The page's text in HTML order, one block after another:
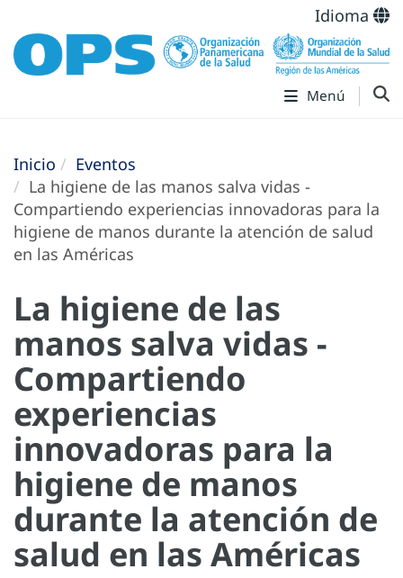
Idioma
Menú
Inicio
Eventos
La higiene de las manos salva vidas -
Compartiendo experiencias innovadoras para la
higiene de manos durante la atención de salud
en las Américas
La higiene de las
manos salva vidas -
Compartiendo
experiencias
innovadoras para la
higiene de manos
durante la atención de
salud en las Américas